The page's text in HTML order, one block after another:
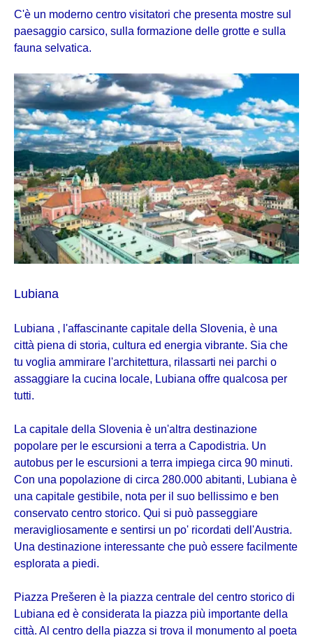
C'è un moderno centro visitatori che presenta mostre sul
paesaggio carsico, sulla formazione delle grotte e sulla
fauna selvatica.
Lubiana
Lubiana , l'affascinante capitale della Slovenia, è una
città piena di storia, cultura ed energia vibrante. Sia che
tu voglia ammirare l'architettura, rilassarti nei parchi o
assaggiare la cucina locale, Lubiana offre qualcosa per
tutti.
La capitale della Slovenia è un'altra destinazione
popolare per le escursioni a terra a Capodistria. Un
autobus per le escursioni a terra impiega circa 90 minuti.
Con una popolazione di circa 280.000 abitanti, Lubiana è
una capitale gestibile, nota per il suo bellissimo e ben
conservato centro storico. Qui si può passeggiare
meravigliosamente e sentirsi un po' ricordati dell'Austria.
Una destinazione interessante che può essere facilmente
esplorata a piedi.
Piazza Prešeren è la piazza centrale del centro storico di
Lubiana ed è considerata la piazza più importante della
città. Al centro della piazza si trova il monumento al poeta